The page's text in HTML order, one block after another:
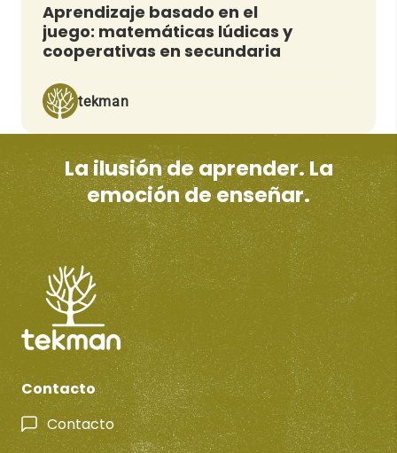
Aprendizaje basado en el
juego: matemáticas lúdicas y
cooperativas en secundaria
tekman
La ilusión de aprender. La
emoción de enseñar.
Contacto
Contacto